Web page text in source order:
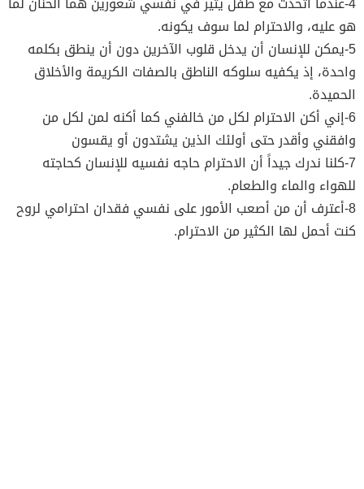
هو عليه، والاحترام لما سوف يكونه.
5-يمكن للإنسان أن يدخل قلوب الآخرين دون أن ينطق بكلمه
واحدة، إذ يكفيه سلوكه الناطق بالصفات الكريمة والأخلاق
الحميدة.
6-إني أكن الاحترام لكل من خالفني كما أكنه لمن لكل من
وافقني وأقدر حتى أولئك الذين يشتدون أو يقسون
7-كلنا ندرك جيداً أن الاحترام حاجه نفسيه للإنسان كحاجته
للهواء والماء والطعام.
8-أعترف أن من أصعب الأمور على نفسي فقدان احترامي لروح
كنت أحمل لها الكثير من الاحترام.